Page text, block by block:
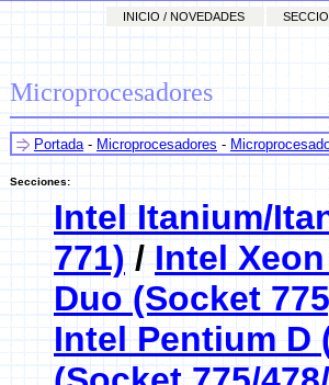
INICIO / NOVEDADES
Microprocesadores
Portada- Microprocesadores -
Secciones:
Intel Itanium/
771)/Intel
Duo (Socket
Intel Pentium D